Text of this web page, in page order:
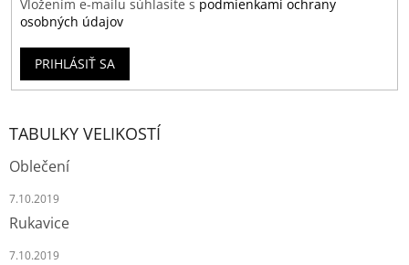
Vložením e-mailu súhlasíte s podmienkami ochrany
osobných údajov
PRIHLÁSIŤ SA
TABULKY VELIKOSTÍ
Oblečení
7.10.2019
Rukavice
7.10.2019